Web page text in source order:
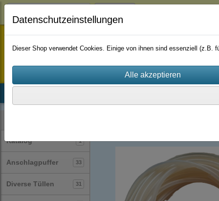
staufenbiel-berlin
Katalog 1
Anschlagpuffer 33
Diverse Tüllen 31
Datenschutzeinstellungen
Dieser Shop verwendet Cookies. Einige von ihnen sind essenziell (z.B.